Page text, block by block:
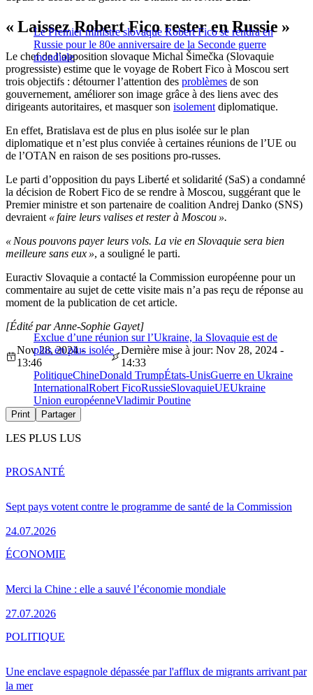
Le Premier ministre slovaque Robert Fico se rendra en
Russie pour le 80e anniversaire de la Seconde guerre
mondiale
« Laissez Robert Fico rester en Russie »
Le chef de l’opposition slovaque Michal Šimečka (Slovaquie
progressiste) estime que le voyage de Robert Fico à Moscou sert
trois objectifs : détourner l’attention des problèmes de son
gouvernement, améliorer son image grâce à des liens avec des
dirigeants autoritaires, et masquer son isolement diplomatique.
En effet, Bratislava est de plus en plus isolée sur le plan
diplomatique et n’est plus conviée à certaines réunions de l’UE ou
de l’OTAN en raison de ses positions pro-russes.
Le parti d’opposition du pays Liberté et solidarité (SaS) a condamné
la décision de Robert Fico de se rendre à Moscou, suggérant que le
Premier ministre et son partenaire de coalition Andrej Danko (SNS)
devraient « faire leurs valises et rester à Moscou ».
« Nous pouvons payer leurs vols. La vie en Slovaquie sera bien
meilleure sans eux », a souligné le parti.
Euractiv Slovaquie a contacté la Commission européenne pour un
commentaire au sujet de cette visite mais n’a pas reçu de réponse au
moment de la publication de cet article.
Exclue d’une réunion sur l’Ukraine, la Slovaquie est de
plus en plus isolée
[Édité par Anne-Sophie Gayet]
Nov 28, 2024 -
13:46
Dernière mise à jour: Nov 28, 2024 -
14:33
PolitiqueChineDonald TrumpÉtats-UnisGuerre en Ukraine
InternationalRobert FicoRussieSlovaquieUEUkraine
Union européenneVladimir Poutine
Print Partager
LES PLUS LUS
Sept pays votent contre le programme de santé de la Commission
24.07.2026
PROSANTÉ
Merci la Chine : elle a sauvé l’économie mondiale
27.07.2026
ÉCONOMIE
Une enclave espagnole dépassée par l'afflux de migrants arrivant par
la mer
POLITIQUE